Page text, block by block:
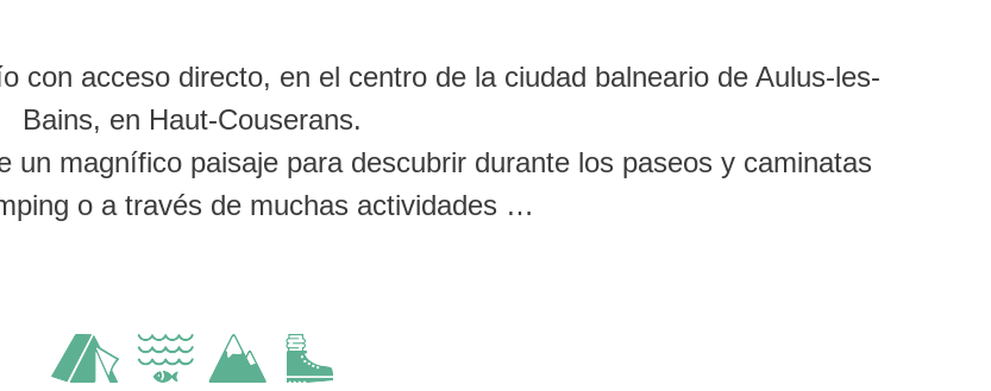
con acceso directo, en el centro de la ciudad balneario de Aulus-les-
Bains, en Haut-Couserans.
un magnífico paisaje para descubrir durante los paseos y caminatas
o a través de muchas actividades …